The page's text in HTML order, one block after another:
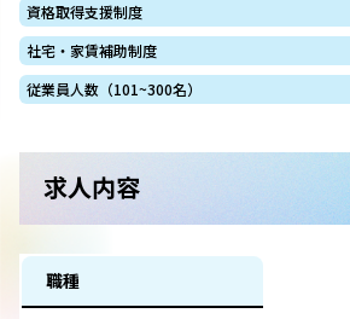
資格取得支援制度
社宅・家賃補助制度
従業員人数（101~300名）
求人内容
職種